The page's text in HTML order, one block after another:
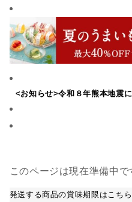
<お知らせ>令和８年熊本地震
このページは現在準備中で
発送する商品の賞味期限はこち